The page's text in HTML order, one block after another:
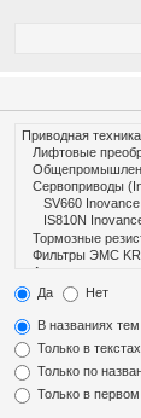
Да Нет
В названиях
Только в
Только по
Только в